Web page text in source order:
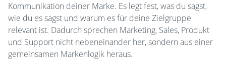
Kommunikation deiner Marke. Es legt fest, was du sagst,
wie du es sagst und warum es für deine Zielgruppe
relevant ist. Dadurch sprechen Marketing, Sales, Produkt
und Support nicht nebeneinander her, sondern aus einer
gemeinsamen Markenlogik heraus.